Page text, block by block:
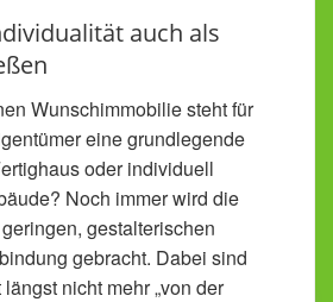
auch als
Wunschimmobilie steht für
eine grundlegende
oder individuell
Noch immer wird die
gestalterischen
gebracht. Dabei sind
nicht mehr „von der